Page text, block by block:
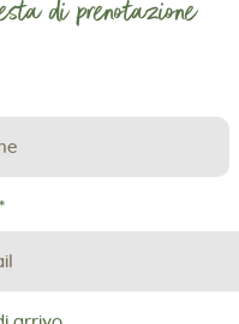
di prenotazione
*